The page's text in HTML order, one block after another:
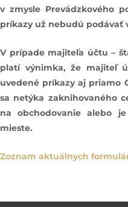
v zmysle Prevádzkového
príkazy už nebudú podávať
V prípade majiteľa účtu –
platí výnimka, že majiteľ
uvedené príkazy aj priamo
sa netýka zaknihovaného
na obchodovanie alebo
mieste.
Zoznam aktuálnych